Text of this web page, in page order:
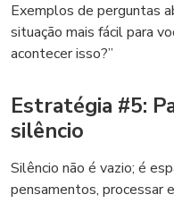
Exemplos de perguntas
situação mais fácil para
acontecer isso?”
Estratégia #5:
silêncio
Silêncio não é vazio; é
pensamentos, processar